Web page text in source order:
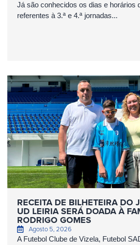
Já são conhecidos os dias e horários
referentes à 3.ª e 4.ª jornadas...
RECEITA DE BILHETEIRA DO
UD LEIRIA SERÁ DOADA À
RODRIGO GOMES
Agosto 5, 2026
A Futebol Clube de Vizela, Futebol